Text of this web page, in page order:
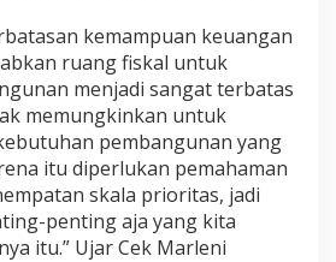
kemampuan keuangan
ruang fiskal untuk
menjadi sangat terbatas
memungkinkan untuk
pembangunan yang
itu diperlukan pemahaman
skala prioritas, jadi
penting aja yang kita
itu.” Ujar Cek Marleni